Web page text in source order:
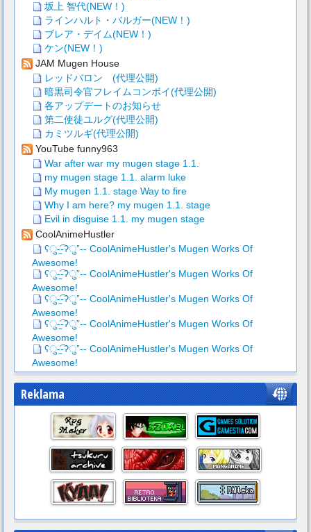
坂上 智代(NEW！)
ラインハルト・バルガー(NEW！)
ブレア・デイム(NEW！)
ケン(NEW！)
JAM Mugen House
レッドバロン (代理公開)
暗黒司令官フレイムコンボイ(代理公開)
各アップデートのお知らせ
第二使徒ユルグ(代理公開)
カミツルギ(代理公開)
YouTube funny963
War after war my mugen stage 1.1.
my mugen stage 1.1. alarm luke
My mugen 1.1. stage Way to fire
Why I am here? my mugen 1.1. stage
Evil in disguise 1.1. my mugen stage
CoolAnimeHustler
ʕु-̫͡-ʔु”-- CoolAnimeHustler's Mugen Works Of
Awesome!
ʕु-̫͡-ʔु”-- CoolAnimeHustler's Mugen Works Of
Awesome!
ʕु-̫͡-ʔु”-- CoolAnimeHustler's Mugen Works Of
Awesome!
ʕु-̫͡-ʔु”-- CoolAnimeHustler's Mugen Works Of
Awesome!
ʕु-̫͡-ʔु”-- CoolAnimeHustler's Mugen Works Of
Awesome!
Reklama